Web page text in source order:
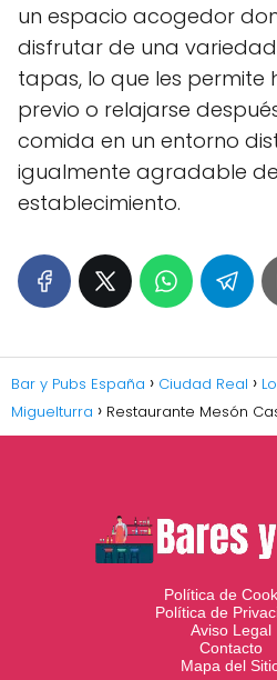
un espacio acogedor
disfrutar de una
tapas, lo que les permite
previo o relajarse
comida en un entorno
igualmente agradable
establecimiento.
Bar y Pubs España Ciudad Real
Miguelturra
Restaurante Mesón
Política de
Política de
Aviso Legal
Contacto
Mapa del